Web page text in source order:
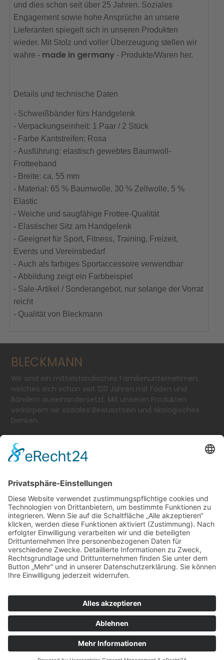
und dies schon seit über 25 Jahren. Soziales
Engagement sowie hohe Ansprüche an unsere
Lieferanten spiegelt sich in unseren Produkten
wieder. Mit Stolz und voller Überzeugung stellen wir
wahre - made in germany - Produkte/Waren her.
Details und technische Daten
- Schweißbänder fürs Handgelenk
- Verpackungseinheit: 1 Paar / 2 Stück
- Farbe Kantstreifen: Rosa
- Ausführung: elastisch gewebtes Baumwoll-
Frotteeband
- Breite: ca. 55 mm
- Material: 65 % Baumwolle, 30 % Zellwolle, 5 %
Elastic
- Weiche und saugfähige Frottee-Qualität
- Elastischer Sitz am Handgelenk
- Geeignet für Sport, Fitness, Training, Freizeit,
Events und Vereinsbedarf
- Auch als farbiges Sportaccessoire verwendbar
- Abbildung zeigt ein Farbbeispiel
- Sale-Artikel / Sonderangebot, nur solange der Vorrat
reicht
- Qualität von Bleckmann
BLECKMANN
Wir sind ein mittelständisches Familienunternehmen,
welches sich schon seit 120 Jahren mit Fäden und
Bändern auseinandersetzt. Mit unseren Produkten
verkörpern wir soziales Bewusstsein und ökologisches
Denken.
SCHÄFERSTR. 11-13
TEL.: + 49 2 02 - 2 50 53-0
E-MAIL:INFO@BLECKMANN-WEBEREI.DE
SERVICE & RECHTLICHES
Versandkostentabelle
Vertrag widerrufen
PRESSE
ZAHLARTEN
Kreditkarte
Vorkasse
Selbstabholung
PayPal
©2026BLECKMANN GMBH|
SHOPSYSTEM/WEBDESIGN: WEBANOS